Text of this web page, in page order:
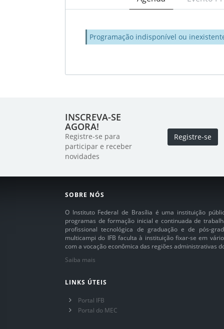
Programação indisponível ou
INSCREVA-SE
AGORA!
Registre-se para
participar e receber
novidades
Registre-se
SOBRE NÓS
O Instituto Federal de Brasília é uma instituição
programas de formação inicial e continuada de
profissional tecnológica de graduação e de pós-
multicampi do IFB faculta à instituição fixar-se em
com a vocação econômica das regiões administrativas
Saiba mais
LINKS ÚTEIS
Portal IFB
Portal do MEC